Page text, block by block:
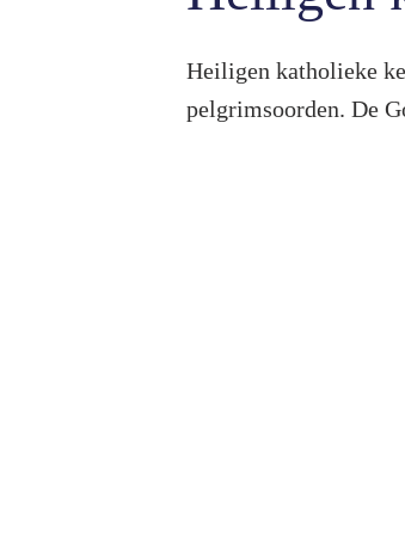
Heiligen katholieke
pelgrimsoorden. De